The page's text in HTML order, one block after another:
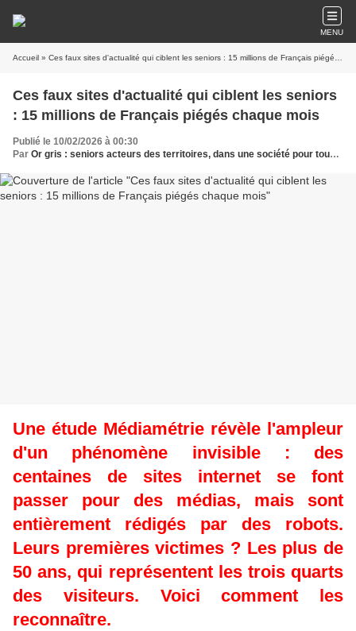
MENU
Accueil » Ces faux sites d'actualité qui ciblent les seniors : 15 millions de Français piégés chaque mois
Ces faux sites d'actualité qui ciblent les seniors
: 15 millions de Français piégés chaque mois
Publié le 10/02/2026 à 00:30
Par Or gris : seniors acteurs des territoires, dans une société pour tous les âges
Une étude Médiamétrie révèle l'ampleur
d'un phénomène invisible : des
centaines de sites internet se font
passer pour des médias, mais sont
entièrement rédigés par des robots.
Leurs premières victimes ? Les plus de
50 ans, qui représentent les trois quarts
des visiteurs. Voici comment les
reconnaître.